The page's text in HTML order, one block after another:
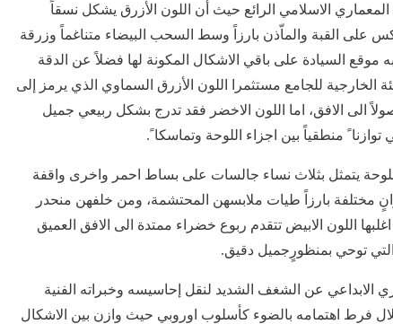
المعماري الاسلامي الرائع حيث أن اللون الأزرق يشكل نسقاً
القبة والماّذن بارزاً وسط السحب البيضاء متناغماً وزرقة
موقع السيادة على باقي الاشكال المكونة لها فضلاً عن الدقة
الخارجية للجامع مستثمرا اللون الأزرق السماوي الذي يرمز إلى
الى الافق، اما اللون الاخضر فقد تدرج بشكل ربيعي جميل
منطقياً بين اجزاء اللوحة وتماسكا ً.
يتمثل بثلاث نساء جالسات على بساط احمر واخرى واقفة
مختلفة بارزاً طيات ملابسهن المحتشمة، ومن خلفهن منحدر
اللون الابيض تتقدم ربوع خضراء ممتدة الى الافق العميق
توحي بمنظورٍجميل دقيق.
الابداعي عن الشغف الشديد لنقل إحاسيسه وخبراته الفنية
فرط اهتمامه بالضوء كأسلوب اوروبي حيث وازن بين الاشكال